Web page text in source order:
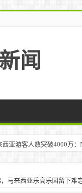
闻
亚游客人数突破4000万：
马来西亚乐高乐园留下难